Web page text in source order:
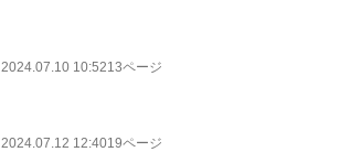
2024.07.10 10:5213ページ
2024.07.12 12:4019ページ